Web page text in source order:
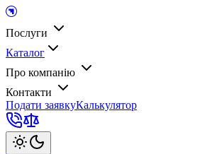
Послуги
Каталог
Про компанію
Контакти
Подати заявкуКалькулятор